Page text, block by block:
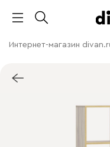
Интернет-магазин